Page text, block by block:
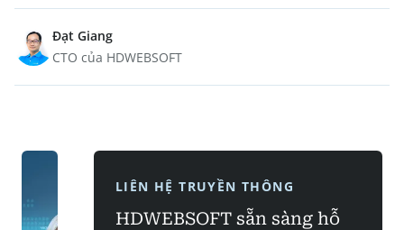
Đạt Giang
CTO của HDWEBSOFT
LIÊN HỆ TRUYỀN THÔNG
HDWEBSOFT sẵn sàng hỗ